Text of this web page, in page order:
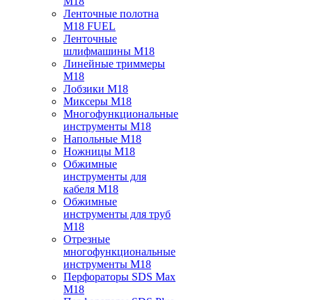
Ленточные полотна
M18 FUEL
Ленточные
шлифмашины M18
Линейные триммеры
M18
Лобзики M18
Миксеры M18
Многофункциональные
инструменты M18
Напольные M18
Ножницы M18
Обжимные
инструменты для
кабеля M18
Обжимные
инструменты для труб
M18
Отрезные
многофункциональные
инструменты M18
Перфораторы SDS Max
M18